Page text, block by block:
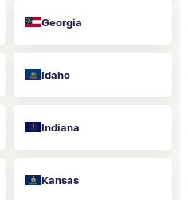
Georgia
Idaho
Indiana
Kansas